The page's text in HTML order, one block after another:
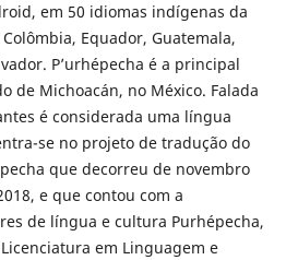
em 50 idiomas indígenas da
Equador, Guatemala,
P’urhépecha é a principal
de Michoacán, no México. Falada
é considerada uma língua
se no projeto de tradução do
que decorreu de novembro
e que contou com a
de língua e cultura Purhépecha,
em Linguagem e